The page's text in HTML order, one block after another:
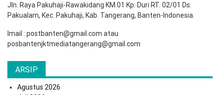
Jln. Raya Pakuhaji-Rawakidang KM.01 Kp. Duri RT. 02/01 Ds.
Pakualam, Kec. Pakuhaji, Kab. Tangerang, Banten-Indonesia.
Imail : postbanten@gmail.com atau
posbantenjktmediatangerang@gmail.com
ARSIP
Agustus 2026